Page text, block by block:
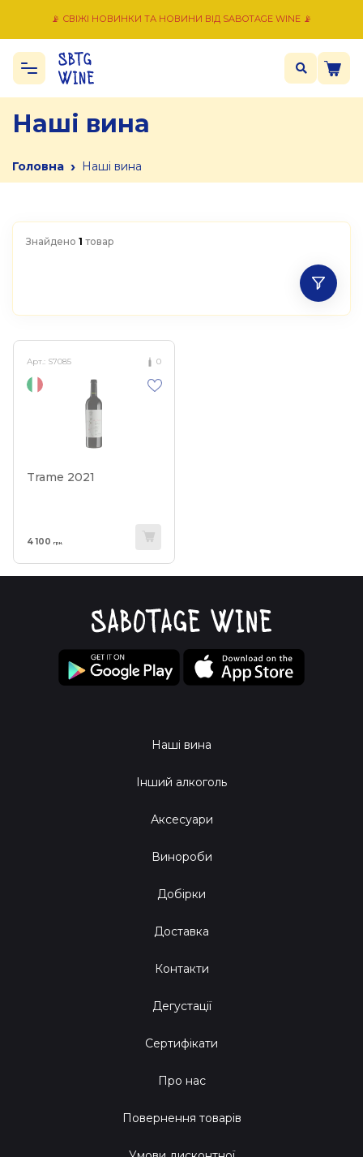
📡 СВІЖІ НОВИНКИ ТА НОВИНИ ВІД SABOTAGE WINE 📡
Наші вина
Головна › Наші вина
Знайдено 1 товар
Арт.: S7085 0
Trame 2021
4 100 грн.
Наші вина
Інший алкоголь
Аксесуари
Винороби
Добірки
Доставка
Контакти
Дегустації
Сертифікати
Про нас
Повернення товарів